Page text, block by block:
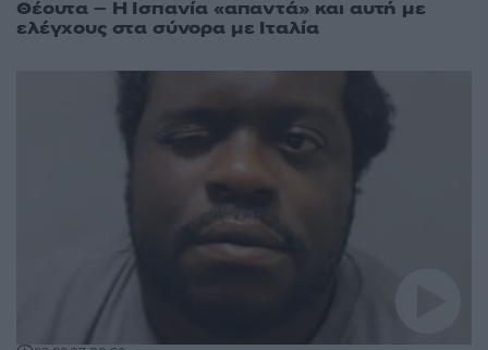
Θέουτα – Η Ισπανία «απαντά» και αυτή με
ελέγχους στα σύνορα με Ιταλία